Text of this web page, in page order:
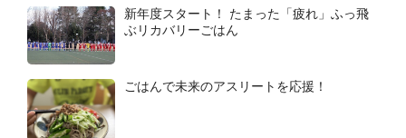
新年度スタート！ たまった「疲れ」ふっ飛
ぶリカバリーごはん
ごはんで未来のアスリートを応援！